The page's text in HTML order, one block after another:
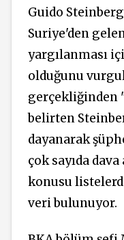
Guido
Suriye'den
yargılanması
olduğunu
gerçekliğinden
belirten
dayanarak
çok sayıda
konusu
veri bulunuyor.